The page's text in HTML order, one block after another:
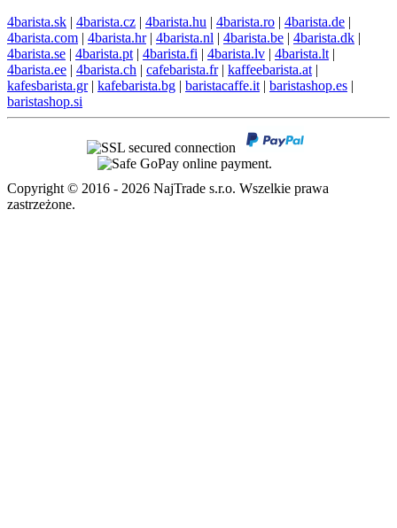
4barista.sk | 4barista.cz | 4barista.hu | 4barista.ro | 4barista.de |
4barista.com | 4barista.hr| 4barista.nl | 4barista.be | 4barista.dk |
4barista.se | 4barista.pt | 4barista.fi | 4barista.lv | 4barista.lt |
4barista.ee | 4barista.ch | cafebarista.fr| kaffeebarista.at |
kafesbarista.gr| kafebarista.bg | baristacaffe.it | baristashop.es |
baristashop.si
Copyright © 2016 - 2026 NajTrade s.r.o. Wszelkie prawa
zastrzeżone.